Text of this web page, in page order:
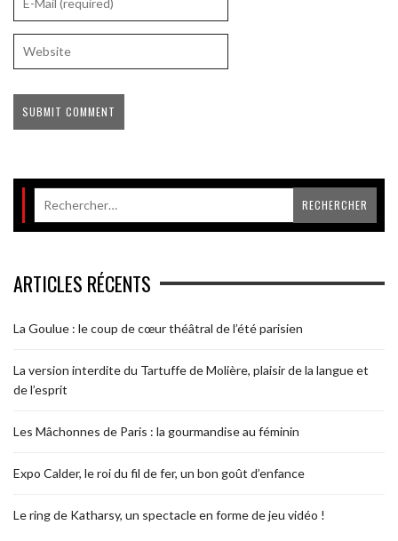
ARTICLES RÉCENTS
La Goulue : le coup de cœur théâtral de l’été parisien
La version interdite du Tartuffe de Molière, plaisir de la langue et
de l’esprit
Les Mâchonnes de Paris : la gourmandise au féminin
Expo Calder, le roi du fil de fer, un bon goût d’enfance
Le ring de Katharsy, un spectacle en forme de jeu vidéo !